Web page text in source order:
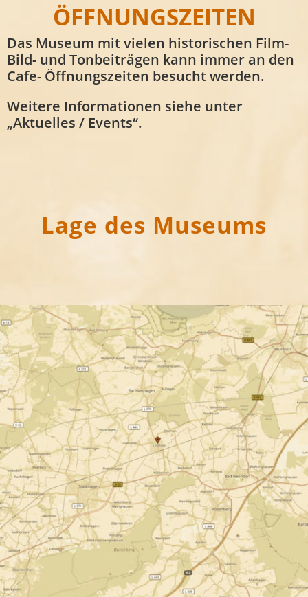
ÖFFNUNGSZEITEN
Das Museum mit vielen historischen Film-
Bild- und Tonbeiträgen kann immer an den
Cafe- Öffnungszeiten besucht werden.
Weitere Informationen siehe unter
„Aktuelles / Events“.
Lage des Museums